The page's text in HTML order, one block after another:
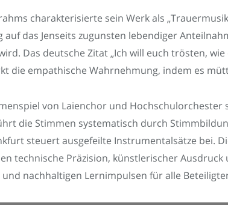
charakterisierte sein Werk als
auf das Jenseits zugunsten lebendiger
Das deutsche Zitat „Ich will euch trösten,
die empathische Wahrnehmung, indem es
von Laienchor und
die Stimmen systematisch durch
steuert ausgefeilte Instrumentalsätze bei.
technische Präzision, künstlerischer
nachhaltigen Lernimpulsen für alle